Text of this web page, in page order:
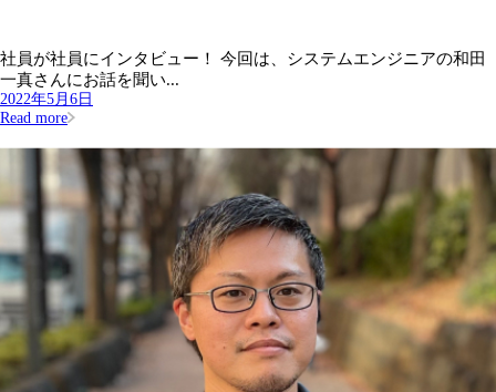
社員が社員にインタビュー！ 今回は、システムエンジニアの和田
一真さんにお話を聞い...
2022年5月6日
Read more